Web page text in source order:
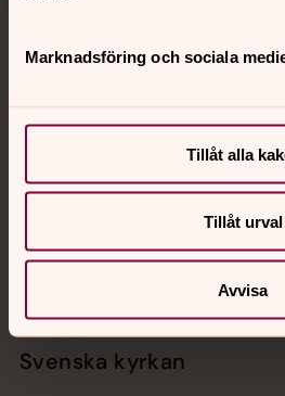
Marknadsföring och sociala
Tillåt alla
Tillåt urval
Avvisa
Jourhavande präst
Akut samtals- och krisstöd.
Chatt
Telefon 112
Svenska kyrkan